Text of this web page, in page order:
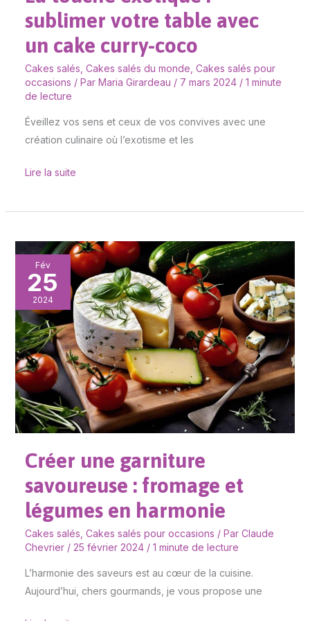
sublimer votre table avec
un cake curry-coco
Cakes salés Cakes salés du monde Cakes salés pour
occasions / Par Maria Girardeau / 7 mars 2024 / 1 minute
de lecture
Éveillez vos sens et ceux de vos convives avec une
création culinaire où l’exotisme et les
Lire la suite
Fév
25
2024
Créer une garniture
savoureuse : fromage et
légumes en harmonie
Cakes salés Cakes salés pour occasions / Par Claude
Chevrier / 25 février 2024 / 1 minute de lecture
L’harmonie des saveurs est au cœur de la cuisine.
Aujourd’hui, chers gourmands, je vous propose une
Créer
une
garniture
savoureuse
:
fromage
et
légumes
en
harmonie